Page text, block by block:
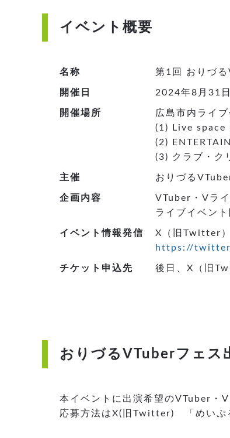
イベント概要
名称 第1回 おりづ
開催日 2024年8月31
開催場所
広島市内ライブ
(1) Live
(2)
(3) クラブ・
主催 おりづる
企画内容
VTuber・Vラ
ライブイベン
イベント情報発信
X（旧Twitter）
https://
チケット申込先 後日、X（旧
おりづるVTuberフェス
本イベントに出演希望のVTuber・
応募方法はX(旧Twitter) 「めいぷ